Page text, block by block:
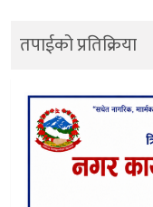
तपाईको प्रतिक्रिया